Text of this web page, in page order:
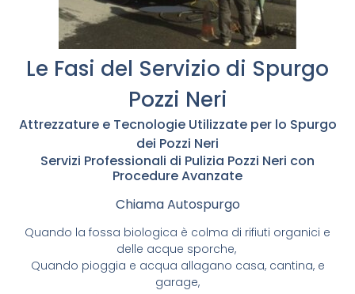
Le Fasi del Servizio di Spurgo
Pozzi Neri
Attrezzature e Tecnologie Utilizzate per lo Spurgo
dei Pozzi Neri
Servizi Professionali di Pulizia Pozzi Neri con
Procedure Avanzate
Chiama Autospurgo
Quando la fossa biologica è colma di rifiuti organici e
delle acque sporche,
Quando pioggia e acqua allagano casa, cantina, e
garage,